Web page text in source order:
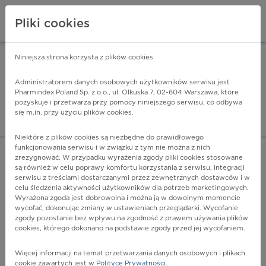
Pharmindex - lider
ZALOGUJ SIĘ
I27.9 - Zespół sercowo-płucny, nieokreślony
Więcej na lekiicd10.pl
Pliki cookies
Niniejsza strona korzysta z plików cookies
Administratorem danych osobowych użytkowników serwisu jest
Pharmindex Poland Sp. z o.o., ul. Olkuska 7, 02-604 Warszawa, które
pozyskuje i przetwarza przy pomocy niniejszego serwisu, co odbywa
się m.in. przy użyciu plików cookies.
Niektóre z plików cookies są niezbędne do prawidłowego
funkcjonowania serwisu i w związku z tym nie można z nich
zrezygnować. W przypadku wyrażenia zgody pliki cookies stosowane
są również w celu poprawy komfortu korzystania z serwisu, integracji
serwisu z treściami dostarczanymi przez zewnętrznych dostawców i w
celu śledzenia aktywności użytkowników dla potrzeb marketingowych.
Wyrażona zgoda jest dobrowolna i można ją w dowolnym momencie
wycofać, dokonując zmiany w ustawieniach przeglądarki. Wycofanie
zgody pozostanie bez wpływu na zgodność z prawem używania plików
cookies, którego dokonano na podstawie zgody przed jej wycofaniem.
Więcej informacji na temat przetwarzania danych osobowych i plikach
cookie zawartych jest w Polityce Prywatności.
ZA DARMO - w Google Play INSTALUJ